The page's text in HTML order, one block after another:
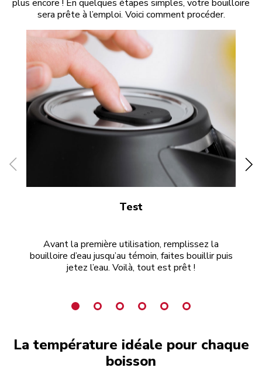
plus encore ! En quelques étapes simples, votre bouilloire
sera prête à l’emploi. Voici comment procéder.
Test
Avant la première utilisation, remplissez la
bouilloire d’eau jusqu’au témoin, faites bouillir puis
jetez l’eau. Voilà, tout est prêt !
La température idéale pour chaque
boisson